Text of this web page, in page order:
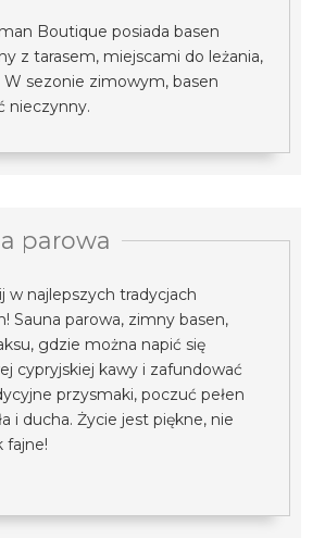
Boutique posiada basen
z tarasem, miejscami do leżania,
W sezonie zimowym, basen
nieczynny.
parowa
w najlepszych tradycjach
Sauna parowa, zimny basen,
gdzie można napić się
cypryjskiej kawy i zafundować
przysmaki, poczuć pełen
i ducha. Życie jest piękne, nie
fajne!